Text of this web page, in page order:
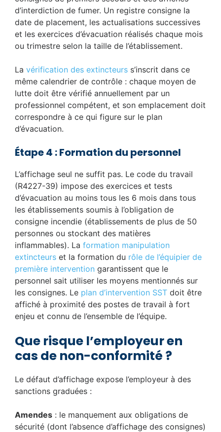
d’interdiction de fumer. Un registre consigne la
date de placement, les actualisations successives
et les exercices d’évacuation réalisés chaque mois
ou trimestre selon la taille de l’établissement.
La vérification des extincteurs s’inscrit dans ce
même calendrier de contrôle : chaque moyen de
lutte doit être vérifié annuellement par un
professionnel compétent, et son emplacement doit
correspondre à ce qui figure sur le plan
d’évacuation.
Étape 4 : Formation du personnel
L’affichage seul ne suffit pas. Le code du travail
(R4227-39) impose des exercices et tests
d’évacuation au moins tous les 6 mois dans tous
les établissements soumis à l’obligation de
consigne incendie (établissements de plus de 50
personnes ou stockant des matières
inflammables). La formation manipulation
extincteurs et la formation du rôle de l’équipier de
première intervention garantissent que le
personnel sait utiliser les moyens mentionnés sur
les consignes. Le plan d’intervention SST doit être
affiché à proximité des postes de travail à fort
enjeu et connu de l’ensemble de l’équipe.
Que risque l’employeur en
cas de non-conformité ?
Le défaut d’affichage expose l’employeur à des
sanctions graduées :
Amendes : le manquement aux obligations de
sécurité (dont l’absence d’affichage des consignes)